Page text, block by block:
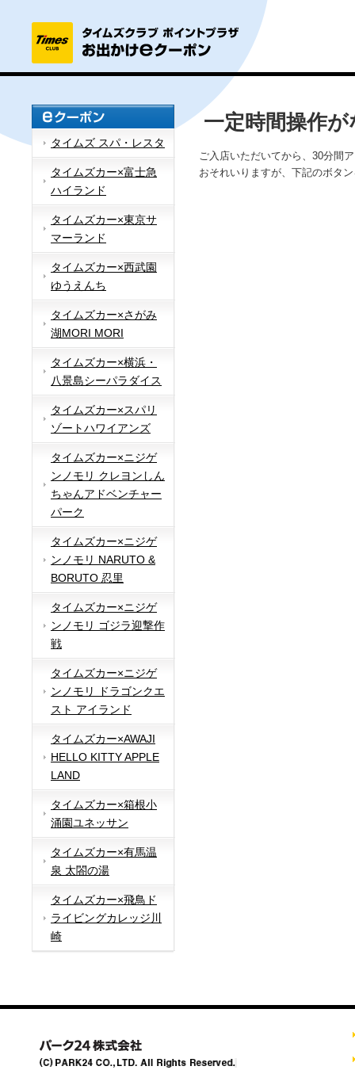
タイムズ スパ・レスタ
タイムズカー×富士急
ハイランド
タイムズカー×東京サ
マーランド
タイムズカー×西武園
ゆうえんち
タイムズカー×さがみ
湖MORI MORI
タイムズカー×横浜・
八景島シーパラダイス
タイムズカー×スパリ
ゾートハワイアンズ
タイムズカー×ニジゲ
ンノモリ クレヨンしん
ちゃんアドベンチャー
パーク
タイムズカー×ニジゲ
ンノモリ NARUTO &
BORUTO 忍里
タイムズカー×ニジゲ
ンノモリ ゴジラ迎撃作
戦
タイムズカー×ニジゲ
ンノモリ ドラゴンクエ
スト アイランド
タイムズカー×AWAJI
HELLO KITTY APPLE
LAND
タイムズカー×箱根小
涌園ユネッサン
タイムズカー×有馬温
泉 太閤の湯
タイムズカー×飛鳥ド
ライビングカレッジ川
崎
一定時間操作
ご入店いただいてから、30分間
おそれいりますが、下記のボタ